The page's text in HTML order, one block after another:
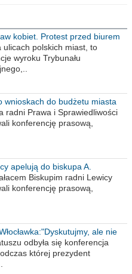
kobiet. Protest przed biurem
ulicach polskich miast, to
wyroku Trybunału
wnioskach do budżetu miasta
radni Prawa i Sprawiedliwości
konferencję prasową,
apelują do biskupa A.
Biskupim radni Lewicy
konferencję prasową,
ale nie
odbyła się konferencja
której prezydent